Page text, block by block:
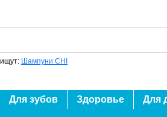
Шампуни CHI
Для зубов Здоровье
Для